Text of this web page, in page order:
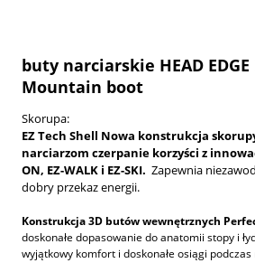
buty narciarskie HEAD EDGE
Mountain boot
Skorupa:
EZ Tech Shell Nowa konstrukcja
narciarzom czerpanie korzyści z
ON, EZ-WALK i EZ-SKI. Zapewnia
dobry przekaz energii.
Konstrukcja 3D butów wewnętrznych
doskonałe dopasowanie do anatomii stopy i
wyjątkowy komfort i doskonałe osiągi